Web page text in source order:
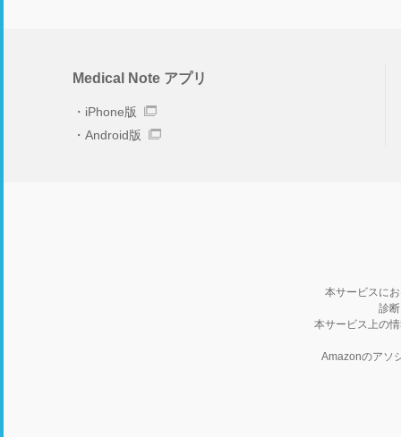
Medical Note アプリ
iPhone版
Android版
本サービスに
診
本サービス上の
Amazonのアソ